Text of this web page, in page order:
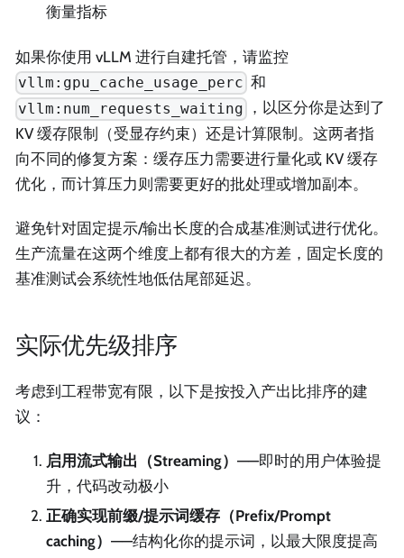
衡量指标
如果你使用 vLLM 进行自建托管，请监控
vllm:gpu_cache_usage_perc 和
vllm:num_requests_waiting
，以区分你是达到了
KV 缓存限制（受显存约束）还是计算限制。这两者指
向不同的修复方案：缓存压力需要进行量化或 KV 缓存
优化，而计算压力则需要更好的批处理或增加副本。
避免针对固定提示/输出长度的合成基准测试进行优化。
生产流量在这两个维度上都有很大的方差，固定长度的
基准测试会系统性地低估尾部延迟。
实际优先级排序
考虑到工程带宽有限，以下是按投入产出比排序的建
议：
启用流式输出（Streaming） ——即时的用户体验提
升，代码改动极小
正确实现前缀/提示词缓存（Prefix/Prompt
caching） ——结构化你的提示词，以最大限度提高